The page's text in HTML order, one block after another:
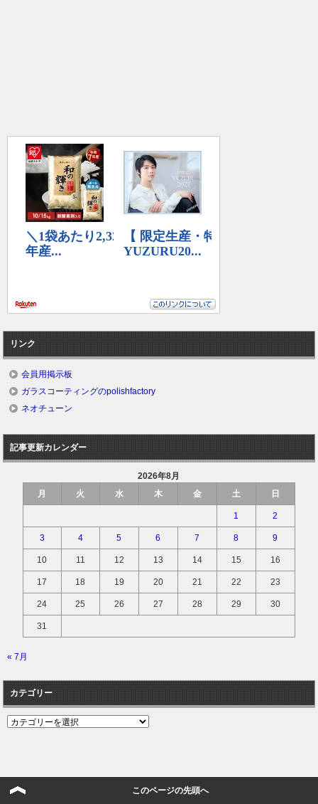
リンク
会員用掲示板
ガラスコーティングのpolishfactory
ネオチューン
記事更新カレンダー
2026年8月
月
火 水 木 金 土 日
1 2
3 4 5 6 7 8 9
10 11 12 13 14 15 16
17 18 19 20 21 22 23
24 25 26 27 28 29 30
31
« 7月
カテゴリー
カ
このページの先頭へ